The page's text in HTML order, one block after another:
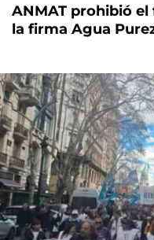
ANMAT prohibió
la firma Agua